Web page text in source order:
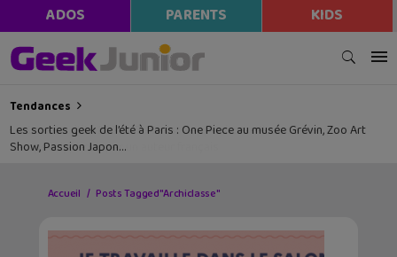
ADOS PARENTS KIDS
Tendances
Les sorties geek de l’été à Paris : One Piece au musée Grévin, Zoo Art
Show, Passion Japon…
Accueil Posts Tagged "Archiclasse"